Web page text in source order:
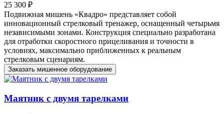
25 300 ₽
Подвижная мишень «Квадро» представляет собой
инновационный стрелковый тренажер, оснащенный четырьмя
независимыми зонами. Конструкция специально разработана
для отработки скоростного прицеливания и точности в
условиях, максимально приближенных к реальным
стрелковым сценариям.
Заказать мишенное оборудование
Маятник с двумя тарелками